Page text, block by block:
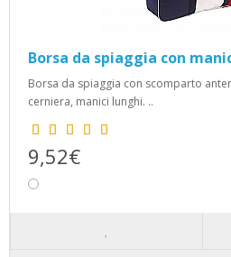
Borsa da spiaggia con
Borsa da spiaggia con scomparto
cerniera, manici lunghi. ..
9,52€